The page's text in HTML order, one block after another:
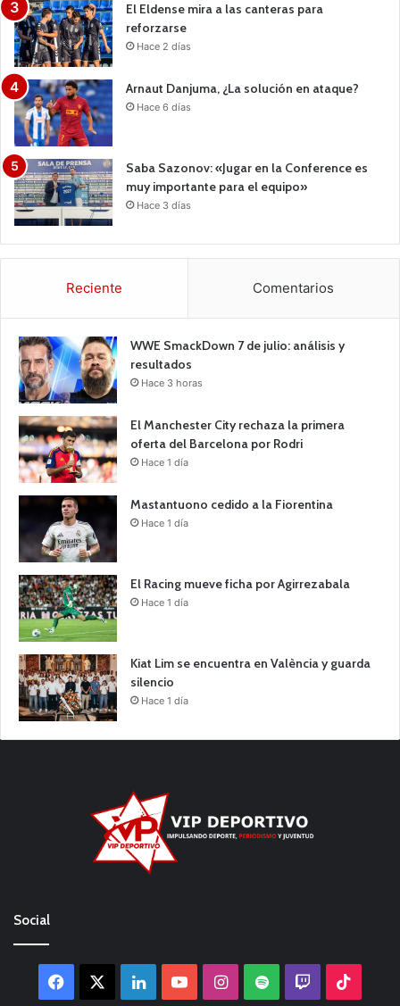
El Eldense mira a las canteras para
reforzarse
Hace 2 días
Arnaut Danjuma, ¿La solución en ataque?
Hace 6 días
Saba Sazonov: «Jugar en la Conference es
muy importante para el equipo»
Hace 3 días
Reciente Comentarios
WWE SmackDown 7 de julio: análisis y
resultados
Hace 3 horas
El Manchester City rechaza la primera
oferta del Barcelona por Rodri
Hace 1 día
Mastantuono cedido a la Fiorentina
Hace 1 día
El Racing mueve ficha por Agirrezabala
Hace 1 día
Kiat Lim se encuentra en València y guarda
silencio
Hace 1 día
Social
Facebook LinkedInYouTubeInstagram
Spotify Twitch